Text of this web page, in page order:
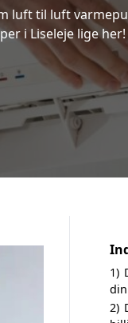
luft til luft
i Liseleje lige her!
1)
2)